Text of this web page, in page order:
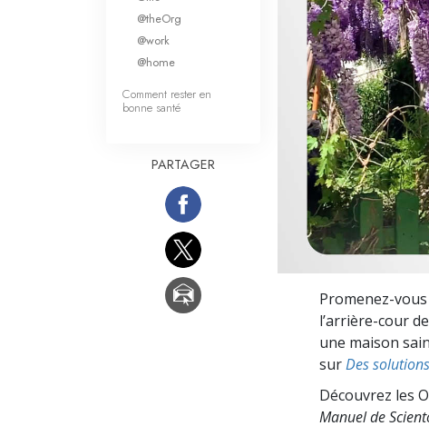
Qu’est-ce que la
Promenez-
l’arrière-cour
une maison
surDes
Découvrez les
Manuel de
@theOrg
@work
@home
Comment rester en
bonne santé
PARTAGER